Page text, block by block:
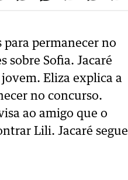
para permanecer no
sobre Sofia. Jacaré
Eliza explica a
no concurso.
ao amigo que o
Lili. Jacaré segue